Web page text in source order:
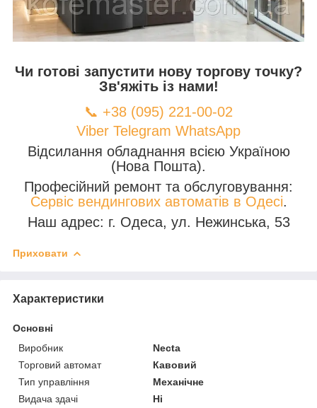
Чи готові запустити нову торгову точку?
Зв'яжіть із нами!
📞 +38 (095) 221-00-02
Viber Telegram WhatsApp
Відсилання обладнання всією Україною
(Нова Пошта).
Професійний ремонт та обслуговування:
Сервіс вендингових автоматів в Одесі.
Наш адрес: г. Одеса, ул. Нежинська, 53
Приховати
Характеристики
Основні
Виробник
Necta
Торговий автомат
Кавовий
Тип управління
Механічне
Видача здачі
Ні